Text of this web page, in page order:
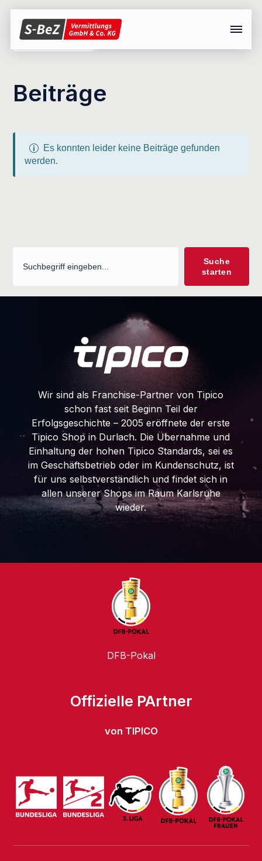
zurück
Beiträge
Es konnten leider keine Beiträge gefunden
werden.
Suche
starten
Wir sind als Franchise-Partner von Tipico
schon fast seit Beginn Teil der
Erfolgsgeschichte – 2005 eröffnete der erste
Tipico Shop in Durlach. Die Übernahme und
Einhaltung der hohen Tipico Standards, sei es
im Geschäftsbetrieb oder im Kundenschutz, ist
für uns selbstverständlich und findet sich in
allen unserer Shops im Raum Karlsruhe
wieder.
DFB-Pokal
Offizielle PArtner
von TIPICO